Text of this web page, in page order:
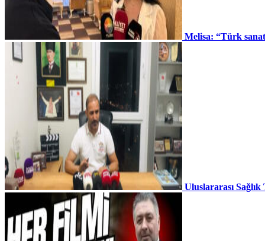
Melisa: “Türk
Uluslararası